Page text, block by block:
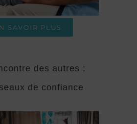
SAVOIR PLUS
des autres :
de confiance